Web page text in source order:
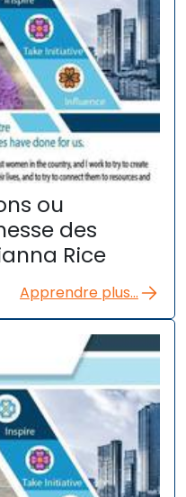
ou
des
Rice
Apprendre plus...